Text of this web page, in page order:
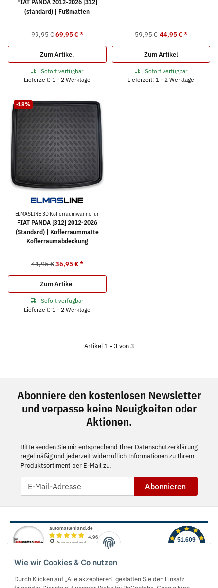
Wie wir Cookies & Co nutzen
Durch Klicken auf „Alle akzeptieren“ gestatten Sie den Einsatz
FIAT PANDA 2012-2026 [312]
(standard) | Fußmatten
99,95 € 69,95 €*
Zum Artikel
Sofort verfügbar
Lieferzeit: 1 - 2 Werktage
59,95 € 44,95 €*
Zum Artikel
Sofort verfügbar
Lieferzeit: 1 - 2 Werktage
-18%
ELMASLINE 3D Kofferraumwanne für
FIAT PANDA [312] 2012-2026
(Standard) | Kofferraummatte
Kofferraumabdeckung
44,95 € 36,95 €*
Zum Artikel
Sofort verfügbar
Lieferzeit: 1 - 2 Werktage
Artikel 1 - 3 von 3
Abonniere den kostenlosen Newsletter
und verpasse keine Neuigkeiten oder
Aktionen.
Bitte senden Sie mir entsprechend Ihrer Datenschutzerklärung
regelmäßig und jederzeit widerruflich Informationen zu Ihrem
Produktsortiment per E-Mail zu.
Abonnieren